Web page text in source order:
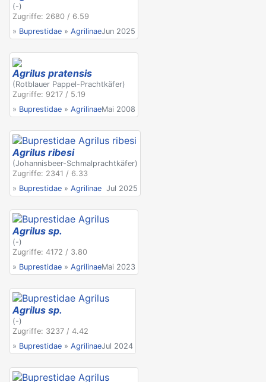
(-)
Zugriffe: 2680 / 6.59
» Buprestidae » AgrilinaeJun 2025
Agrilus pratensis
(Rotblauer Pappel-Prachtkäfer)
Zugriffe: 9217 / 5.19
» Buprestidae » AgrilinaeMai 2008
Agrilus ribesi
(Johannisbeer-Schmalprachtkäfer)
Zugriffe: 2341 / 6.33
» Buprestidae » Agrilinae Jul 2025
Agrilus sp.
(-)
Zugriffe: 4172 / 3.80
» Buprestidae » AgrilinaeMai 2023
Agrilus sp.
(-)
Zugriffe: 3237 / 4.42
» Buprestidae » AgrilinaeJul 2024